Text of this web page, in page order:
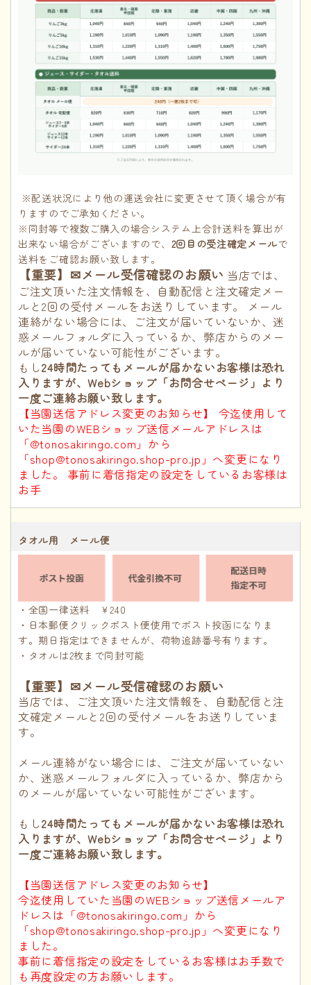
※配送状況により他の運送会社に変更させて頂く場合が有
りますのでご承知ください。
※同封等で複数ご購入の場合システム上合計送料を算出が
出来ない場合がございますので、 2回目の受注確定メールで
送料をご確認お願い致します。
【重要】✉メール受信確認のお願い 当店では、
ご注文頂いた注文情報を、自動配信と注文確定メー
ルと2回の受付メールをお送りしています。 メール
連絡がない場合には、ご注文が届いていないか、迷
惑メールフォルダに入っているか、弊店からのメー
ルが届いていない可能性がございます。
もし24時間たってもメールが届かないお客様は恐れ
入りますが、Webショップ「お問合せページ」より
一度ご連絡お願い致します。
【当園送信アドレス変更のお知らせ】 今迄使用して
いた当園のWEBショップ送信メールアドレスは
「@tonosakiringo.com」から
「shop@tonosakiringo.shop-pro.jp」へ変更になり
ました。 事前に着信指定の設定をしているお客様は
お手
タオル用 メール便
・全国一律送料 ￥240
・日本郵便クリックポスト便使用でポスト投函になりま
す。期日指定はできませんが、荷物追跡番号有ります。
・タオルは2枚まで同封可能
【重要】✉メール受信確認のお願い
当店では、ご注文頂いた注文情報を、自動配信と注
文確定メールと2回の受付メールをお送りしていま
す。
メール連絡がない場合には、ご注文が届いていない
か、迷惑メールフォルダに入っているか、弊店から
のメールが届いていない可能性がございます。
もし24時間たってもメールが届かないお客様は恐れ
入りますが、Webショップ「お問合せページ」より
一度ご連絡お願い致します。
【当園送信アドレス変更のお知らせ】
今迄使用していた当園のWEBショップ送信メールア
ドレスは「@tonosakiringo.com」から
「shop@tonosakiringo.shop-pro.jp」へ変更になり
ました。
事前に着信指定の設定をしているお客様はお手数で
も再度設定の方お願いします。